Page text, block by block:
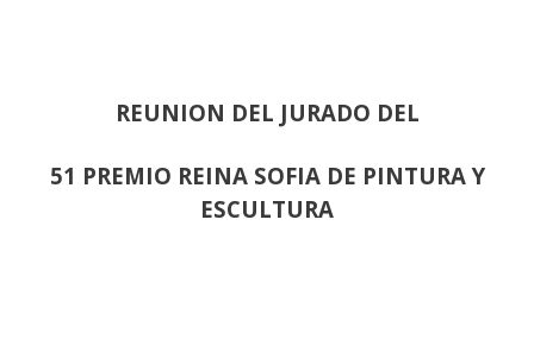
REUNION DEL JURADO DEL
51 PREMIO REINA SOFIA DE PINTURA Y
ESCULTURA